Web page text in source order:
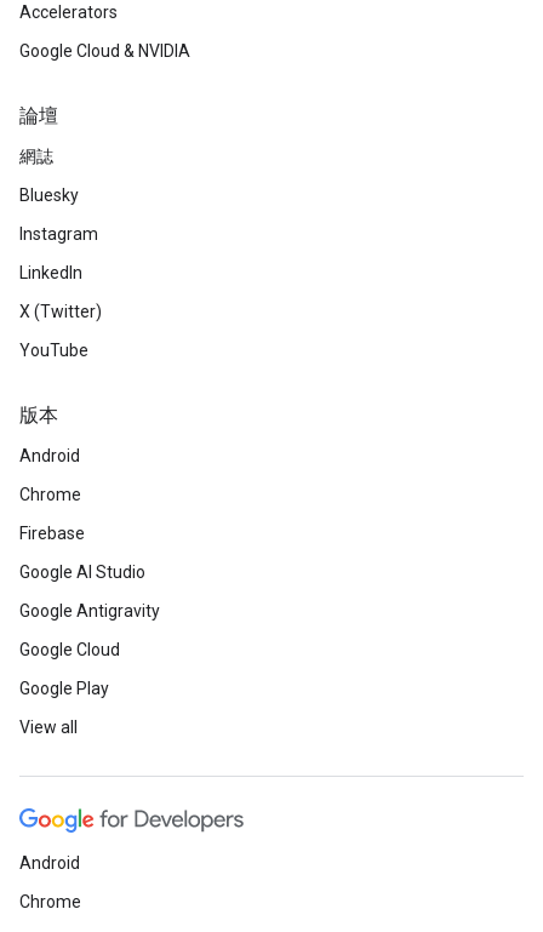
Accelerators
Google Cloud & NVIDIA
論壇
網誌
Bluesky
Instagram
LinkedIn
X (Twitter)
YouTube
版本
Android
Chrome
Firebase
Google AI Studio
Google Antigravity
Google Cloud
Google Play
View all
Android
Chrome